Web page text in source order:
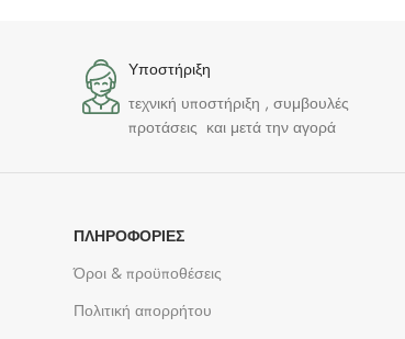
Υποστήριξη
τεχνική υποστήριξη , συμβουλές
προτάσεις και μετά την αγορά
ΠΛΗΡΟΦΟΡΊΕΣ
Όροι & προϋποθέσεις
Πολιτική απορρήτου